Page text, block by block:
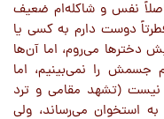
نفس و شاکله‌ام ضعیف
دوست دارم به کسی یا
دخترها می‌روم، اما آن‌ها
جسمش را نمی‌بینیم، اما
(تشهد مقامی و ترد
استخوان می‌رساند، ولی